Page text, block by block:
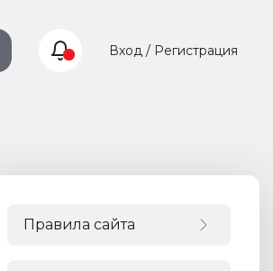
Вход / Регистрация
Правила сайта